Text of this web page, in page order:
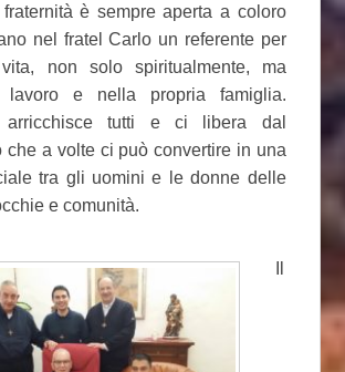
è sempre aperta a coloro
nel fratel Carlo un referente per
non solo spiritualmente, ma
lavoro e nella propria famiglia.
arricchisce tutti e ci libera dal
che a volte ci può convertire in una
tra gli uomini e le donne delle
e comunità.